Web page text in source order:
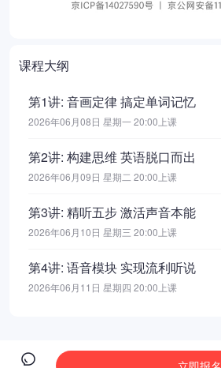
课程大纲
第1讲: 音画定律 搞定单词记忆
2026年06月08日 星期一 20:00上课
第2讲: 构建思维 英语脱口而出
2026年06月09日 星期二 20:00上课
第3讲: 精听五步 激活声音本能
2026年06月10日 星期三 20:00上课
第4讲: 语音模块 实现流利听说
2026年06月11日 星期四 20:00上课